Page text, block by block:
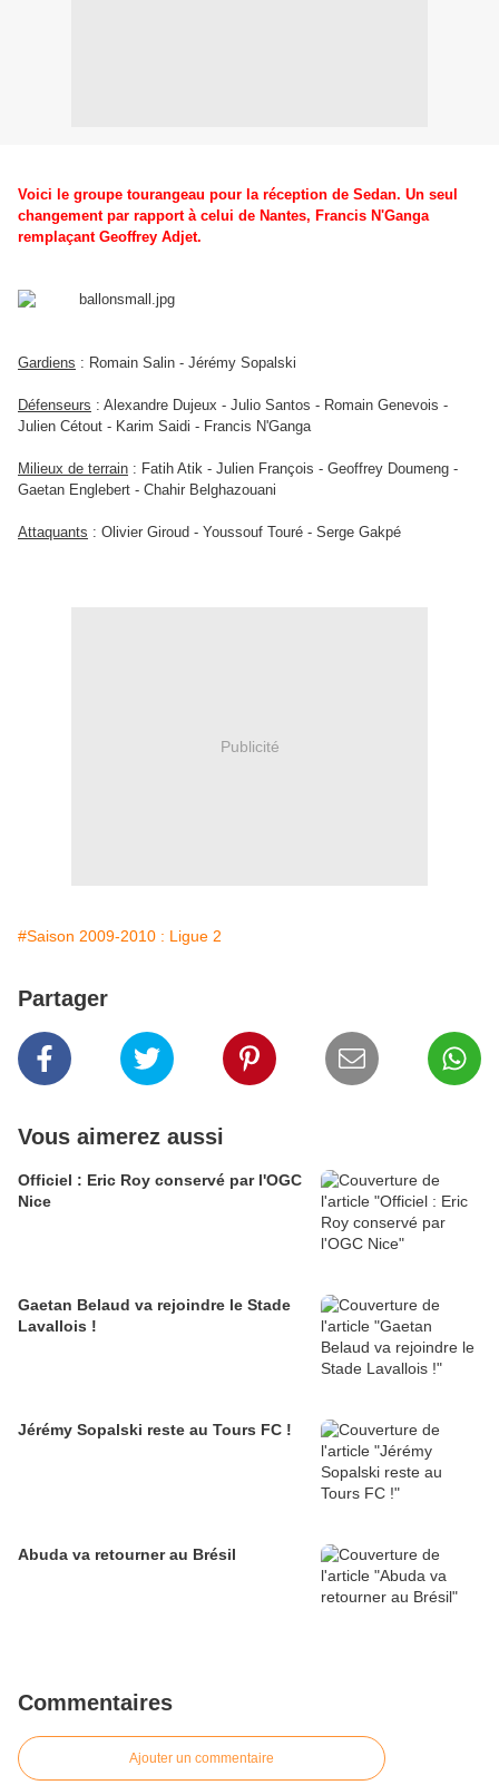
Voici le groupe tourangeau pour la réception de Sedan. Un seul
changement par rapport à celui de Nantes, Francis N'Ganga
remplaçant Geoffrey Adjet.
Gardiens : Romain Salin - Jérémy Sopalski
Défenseurs : Alexandre Dujeux - Julio Santos - Romain Genevois -
Julien Cétout - Karim Saidi - Francis N'Ganga
Milieux de terrain : Fatih Atik - Julien François - Geoffrey Doumeng -
Gaetan Englebert - Chahir Belghazouani
Attaquants : Olivier Giroud - Youssouf Touré - Serge Gakpé
Publicité
#Saison 2009-2010 : Ligue 2
Partager
Vous aimerez aussi
Officiel : Eric Roy conservé par l'OGC
Nice
Gaetan Belaud va rejoindre le Stade
Lavallois !
Jérémy Sopalski reste au Tours FC !
Abuda va retourner au Brésil
Commentaires
Ajouter un commentaire